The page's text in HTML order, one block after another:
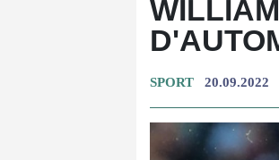
SPORT 20.09.2022